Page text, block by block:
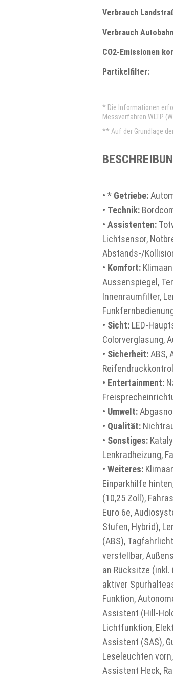
Verbrauch
Verbrauch
CO2-Emissionen
Partikelfilter:
* Die Informationen
Messverfahren WLTP
** Auf der Grundlage
• * Getriebe:
• Technik:
• Assistenten:
Lichtsensor,
Abstands-/
• Komfort:
Aussenspiegel,
Innenraumfilter,
• Sicht: LED-
Colorverglasung,
• Sicherheit:ABS,
• Entertainment:
• Umwelt:
• Qualität:
• Sonstiges:
Lenkradheizung,
• Weiteres:
Einparkhilfe
(10,25 Zoll),
Euro 6e,
Stufen, Hybrid),
(ABS),
verstellbar,
an Rücksitze
aktiver
Funktion,
Assistent (Hill-
Lichtfunktion,
Assistent (SAS),
Leseleuchten
Assistent Heck,